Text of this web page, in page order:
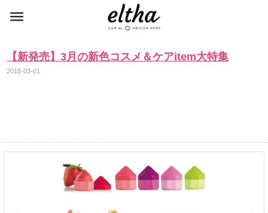
【新発売】3月の新色コスメ＆ケアitem大特集
2018-03-01